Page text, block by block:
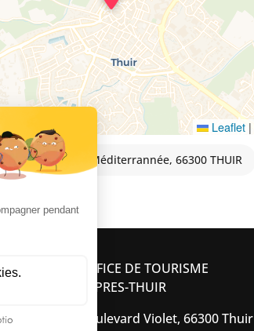
Leaflet |
Avenue de la Méditerrannée, 66300 THUIR
OFFICE DE TOURISME
ASPRES-THUIR
Boulevard Violet, 66300 Thuir